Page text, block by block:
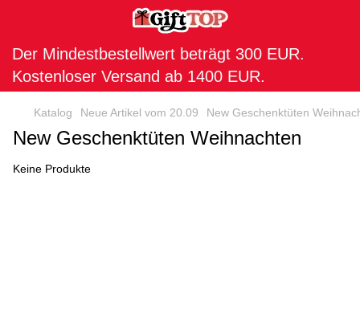
Der Mindestbestellwert beträgt 300 EUR.
Kostenloser Versand ab 1400 EUR.
Katalog Neue Artikel vom 20.09 New Geschenktüten
New Geschenktüten Weihnachten
Keine Produkte